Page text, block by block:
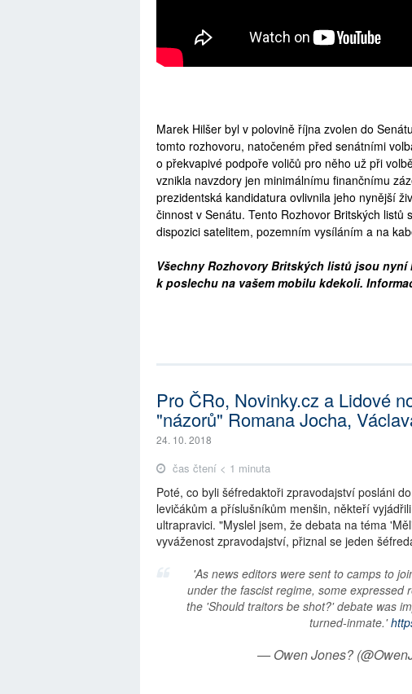
Marek Hilšer byl v polovině října zvolen do
tomto rozhovoru, natočeném před senátními
o překvapivé podpoře voličů pro něho už při
vznikla navzdory jen minimálnímu finančnímu
prezidentská kandidatura ovlivnila jeho nynější
činnost v Senátu. Tento Rozhovor Britských
dispozici satelitem, pozemním vysíláním a na
Všechny Rozhovory Britských listů jsou
k poslechu na vašem mobilu kdekoli.
Pro ČRo, Novinky.cz a Lidové
"názorů" Romana Jocha,
24. 10. 2018
čas čtení < 1 minuta
Poté, co byli šéfredaktoři zpravodajství posláni
levičákům a příslušníkům menšin, někteří
ultrapravici. "Myslel jsem, že debata na téma
vyváženost zpravodajství, přiznal se jeden
'As news editors were sent to camps to
under the fascist regime, some
the 'Should traitors be shot?' debate was
turned-inmate.'
— Owen Jones?